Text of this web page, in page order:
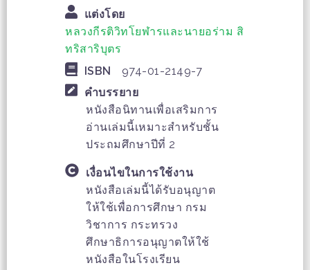
แต่งโดย
หลวงกีรติวิทโยฬารและนายอร่าม สิ
ทริสาริบุตร
ISBN
974-01-2149-7
คำบรรยาย
หนังสือนิทานเพื่อเสริมการ
อ่านเล่มนี้เหมาะสำหรับชั้น
ประถมศึกษาปีที่ 2
เงื่อนไขในการใช้งาน
หนังสือเล่มนี้ได้รับอนุญาต
ให้ใช้เพื่อการศึกษา กรม
วิชาการ กระทรวง
ศึกษาธิการอนุญาตให้ใช้
หนังสือในโรงเรียน